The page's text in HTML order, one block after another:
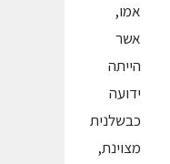
אמו,
אשר
הייתה
ידועה
כבשלנית
מצוינת,